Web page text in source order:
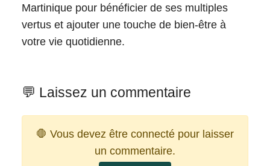
Martinique pour bénéficier de ses multiples
vertus et ajouter une touche de bien-être à
votre vie quotidienne.
💬 Laissez un commentaire
🛑 Vous devez être connecté pour laisser
un commentaire.